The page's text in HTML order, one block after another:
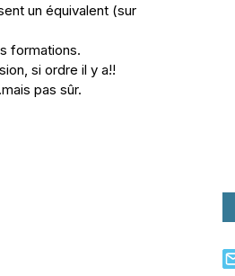
un équivalent (sur
formations.
si ordre il y a!!
pas sûr.